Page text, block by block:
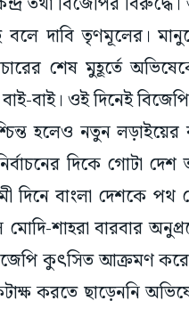
বলে দাবি তৃণমূলের।
শেষ মুহূর্তে
বাই। ওই দিনেই
হলেও নতুন
দিকে গোটা
দিনে বাংলা দেশকে
শাহরা বারবার
কুৎসিত আক্রমণ
করতে ছাড়েননি